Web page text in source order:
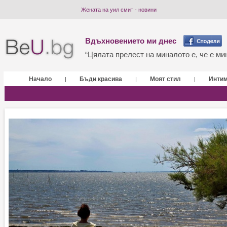
Жената на уил смит - новини
Вдъхновението ми днес
“Цялата прелест на миналото е, че е
Начало | Бъди красива | Моят стил |